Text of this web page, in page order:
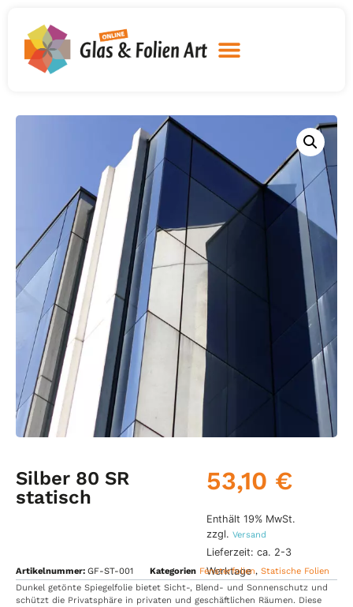
Silber 80 SR
statisch
53,10 €
Enthält 19% MwSt.
zzgl.Versand
Lieferzeit: ca. 2-3
Werktage
Artikelnummer: GF-ST-001 Kategorien Fensterfolien, Statische Folien
Dunkel getönte Spiegelfolie bietet Sicht-, Blend- und Sonnenschutz und
schützt die Privatsphäre in privaten und geschäftlichen Räumen. Diese